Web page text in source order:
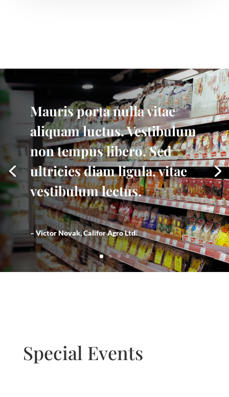
Mauris porta nulla vitae
aliquam luctus. Vestibulum
non tempus libero. Sed
ultricies diam ligula, vitae
vestibulum lectus.
– Victor Novak, Califor Agro Ltd.
Special Events